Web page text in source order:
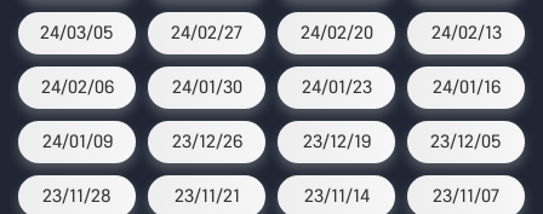
24/03/05 24/02/27 24/02/20 24/02/13
24/02/06 24/01/30 24/01/23 24/01/16
24/01/09 23/12/26 23/12/19 23/12/05
23/11/28 23/11/21 23/11/14 23/11/07